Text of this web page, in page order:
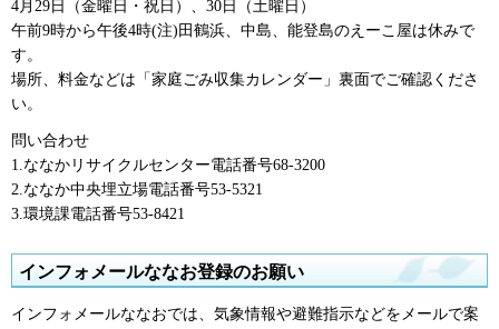
4月29日（金曜日・祝日）、30日（土曜日）
午前9時から午後4時(注)田鶴浜、中島、能登島のえーこ屋は休みで
す。
場所、料金などは「家庭ごみ収集カレンダー」裏面でご確認くださ
い。
問い合わせ
1.ななかリサイクルセンター電話番号68-3200
2.ななか中央埋立場電話番号53-5321
3.環境課電話番号53-8421
インフォメールななお登録のお願い
インフォメールななおでは、気象情報や避難指示などをメールで案